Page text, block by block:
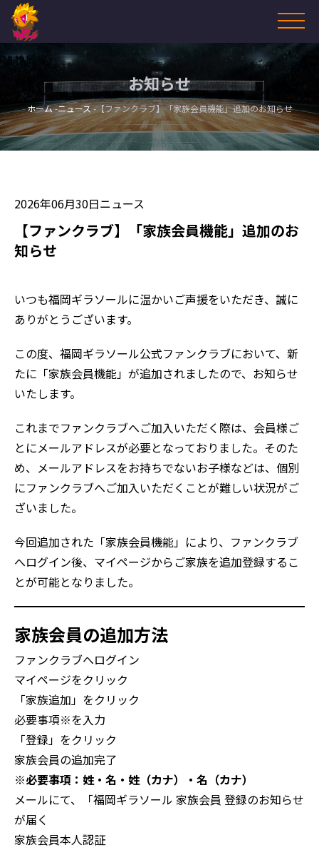
お知らせ
ホーム ニュース 【ファンクラブ】「家族会員機能」追加のお知らせ
2026年06月30日ニュース
【ファンクラブ】「家族会員機能」追加のお
知らせ
いつも福岡ギラソールに温かいご声援をいただき、誠に
ありがとうございます。
この度、福岡ギラソール公式ファンクラブにおいて、新
たに「家族会員機能」が追加されましたので、お知らせ
いたします。
これまでファンクラブへご加入いただく際は、会員様ご
とにメールアドレスが必要となっておりました。そのた
め、メールアドレスをお持ちでないお子様などは、個別
にファンクラブへご加入いただくことが難しい状況がご
ざいました。
今回追加された「家族会員機能」により、ファンクラブ
へログイン後、マイページからご家族を追加登録するこ
とが可能となりました。
家族会員の追加方法
ファンクラブへログイン
マイページをクリック
「家族追加」をクリック
必要事項※を入力
「登録」をクリック
家族会員の追加完了
※必要事項：姓・名・姓（カナ）・名（カナ）
メールにて、「福岡ギラソール 家族会員 登録のお知らせ
が届く
家族会員本人認証